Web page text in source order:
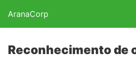
AranaCorp
Reconhecimento de